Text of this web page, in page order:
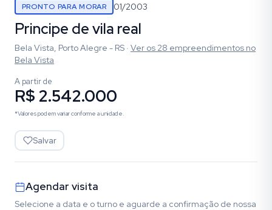
PRONTO PARA MORAR 01/2003
Principe de vila real
Bela Vista, Porto Alegre - RS · Ver os 28 empreendimentos no
Bela Vista
A partir de
R$ 2.542.000
*Valores podem variar conforme a unidade.
Salvar
Agendar visita
Selecione a data e o turno e aguarde a confirmação de nossa